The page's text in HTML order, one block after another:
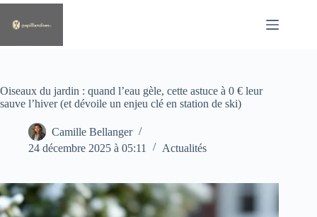
Passer
contenu
Oiseaux du jardin : quand l’eau gèle, cette astuce à 0 € leur
sauve l’hiver (et dévoile un enjeu clé en station de ski)
Camille Bellanger
24 décembre 2025 à 05:11
Actualités